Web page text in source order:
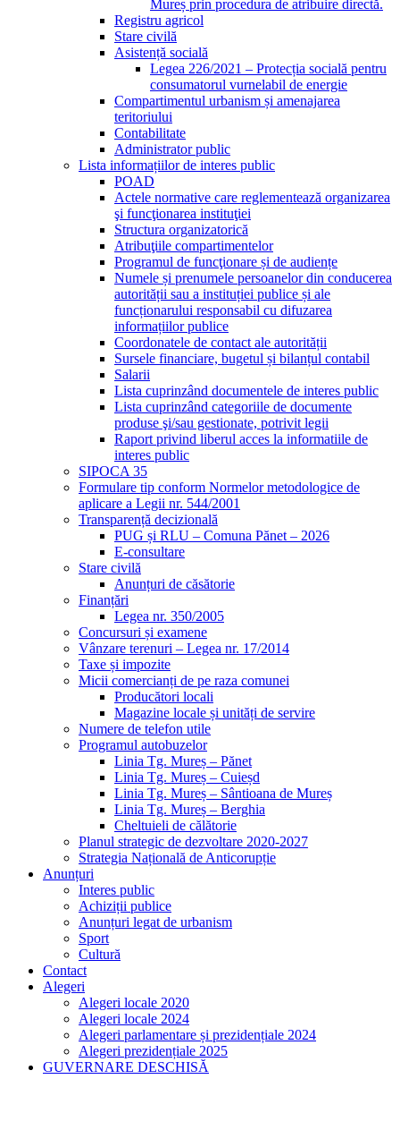
Mureș prin procedura de atribuire directă.
Registru agricol
Stare civilă
Asistență socială
Legea 226/2021 – Protecția socială pentru
consumatorul vurnelabil de energie
Compartimentul urbanism și amenajarea
teritoriului
Contabilitate
Administrator public
Lista informațiilor de interes public
POAD
Actele normative care reglementează organizarea
şi funcţionarea instituţiei
Structura organizatorică
Atribuţiile compartimentelor
Programul de funcţionare și de audiențe
Numele și prenumele persoanelor din conducerea
autorității sau a instituției publice și ale
funcționarului responsabil cu difuzarea
informațiilor publice
Coordonatele de contact ale autorității
Sursele financiare, bugetul și bilanțul contabil
Salarii
Lista cuprinzând documentele de interes public
Lista cuprinzând categoriile de documente
produse şi/sau gestionate, potrivit legii
Raport privind liberul acces la informatiile de
interes public
SIPOCA 35
Formulare tip conform Normelor metodologice de
aplicare a Legii nr. 544/2001
Transparență decizională
PUG și RLU – Comuna Pănet – 2026
E-consultare
Stare civilă
Anunțuri de căsătorie
Finanțări
Legea nr. 350/2005
Concursuri și examene
Vânzare terenuri – Legea nr. 17/2014
Taxe și impozite
Micii comercianți de pe raza comunei
Producători locali
Magazine locale și unități de servire
Numere de telefon utile
Programul autobuzelor
Linia Tg. Mureș – Pănet
Linia Tg. Mureș – Cuieșd
Linia Tg. Mureș – Sântioana de Mureș
Linia Tg. Mureș – Berghia
Cheltuieli de călătorie
Planul strategic de dezvoltare 2020-2027
Strategia Națională de Anticorupție
Anunțuri
Interes public
Achiziții publice
Anunțuri legat de urbanism
Sport
Cultură
Contact
Alegeri
Alegeri locale 2020
Alegeri locale 2024
Alegeri parlamentare și prezidențiale 2024
Alegeri prezidențiale 2025
GUVERNARE DESCHISĂ